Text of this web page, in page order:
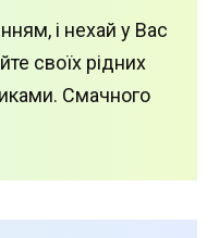
і нехай у Вас
своїх рідних
Смачного